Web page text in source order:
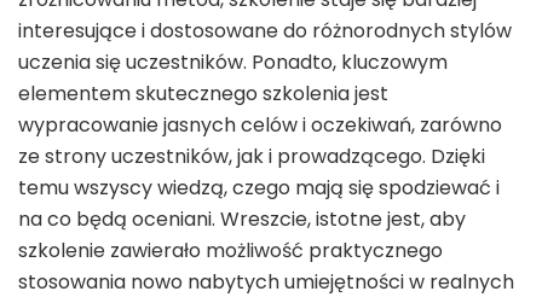
interesujące i dostosowane do różnorodnych stylów
uczenia się uczestników. Ponadto, kluczowym
elementem skutecznego szkolenia jest
wypracowanie jasnych celów i oczekiwań, zarówno
ze strony uczestników, jak i prowadzącego. Dzięki
temu wszyscy wiedzą, czego mają się spodziewać i
na co będą oceniani. Wreszcie, istotne jest, aby
szkolenie zawierało możliwość praktycznego
stosowania nowo nabytych umiejętności w realnych